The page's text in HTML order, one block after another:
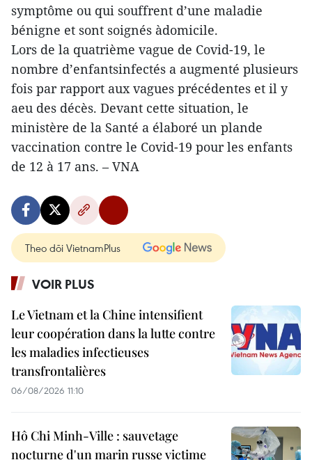
symptôme ou qui souffrent d’une maladie
bénigne et sont soignés àdomicile.
Lors de la quatrième vague de Covid-19, le
nombre d’enfantsinfectés a augmenté plusieurs
fois par rapport aux vagues précédentes et il y
aeu des décès. Devant cette situation, le
ministère de la Santé a élaboré un plande
vaccination contre le Covid-19 pour les enfants
de 12 à 17 ans. – VNA
Theo dõi VietnamPlus
VOIR PLUS
Le Vietnam et la Chine intensifient
leur coopération dans la lutte contre
les maladies infectieuses
transfrontalières
06/08/2026 11:10
Hô Chi Minh-Ville : sauvetage
nocturne d'un marin russe victime